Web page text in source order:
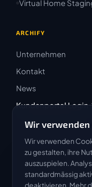
Virtual Home
ARCHIFY
Unternehmen
Kontakt
News
Kundenportal Login
Wir verwenden
Wir verwenden
zu gestalten, ihre
auszuspielen.
standardmässig
deaktivieren. Mehr